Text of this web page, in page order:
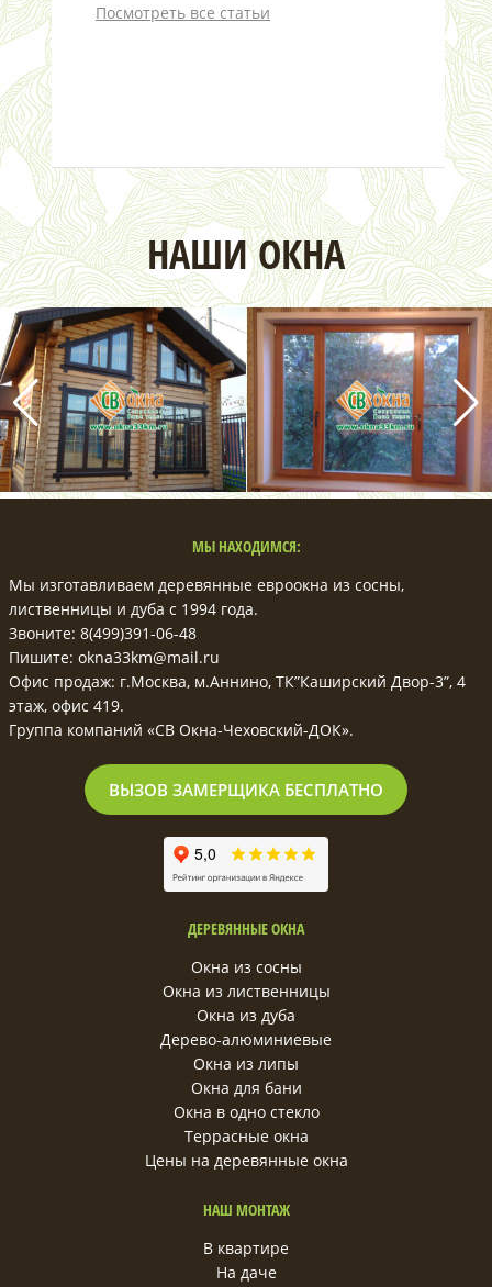
Посмотреть все статьи
НАШИ ОКНА
МЫ НАХОДИМСЯ:
Мы изготавливаем деревянные евроокна из сосны,
лиственницы и дуба с 1994 года.
Звоните: 8(499)391-06-48
Пишите: okna33km@mail.ru
Офис продаж: г.Москва, м.Аннино, ТК”Каширский Двор-3”, 4
этаж, офис 419.
Группа компаний «СВ Окна-Чеховский-ДОК».
ВЫЗОВ ЗАМЕРЩИКА БЕСПЛАТНО
ДЕРЕВЯННЫЕ ОКНА
Окна из сосны
Окна из лиственницы
Окна из дуба
Дерево-алюминиевые
Окна из липы
Окна для бани
Окна в одно стекло
Террасные окна
Цены на деревянные окна
НАШ МОНТАЖ
В квартире
На даче